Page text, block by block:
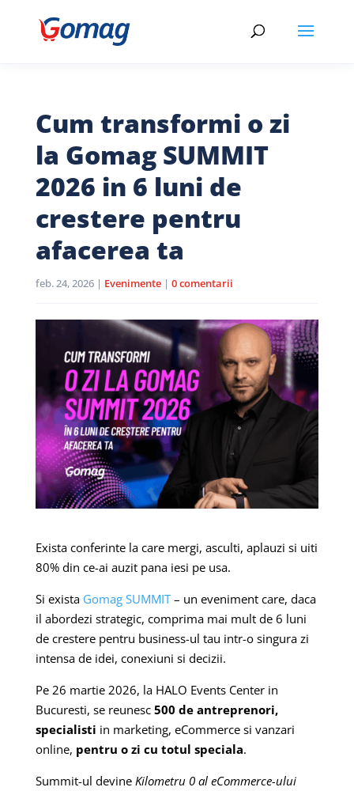
Cum transformi o zi
la Gomag SUMMIT
2026 in 6 luni de
crestere pentru
afacerea ta
feb. 24, 2026| Evenimente| 0 comentarii
Exista conferinte la care mergi, asculti, aplauzi si uiti
80% din ce-ai auzit pana iesi pe usa.
Si exista Gomag SUMMIT– un eveniment care, daca
il abordezi strategic, comprima mai mult de 6 luni
de crestere pentru business-ul tau intr-o singura zi
intensa de idei, conexiuni si decizii.
Pe 26 martie 2026, la HALO Events Center in
Bucuresti, se reunesc 500 de antreprenori,
specialisti in marketing, eCommerce si vanzari
online, pentru o zi cu totul speciala.
Summit-ul devine Kilometru 0 al eCommerce-ului